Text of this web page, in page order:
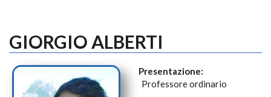
GIORGIO ALBERTI
Presentazione:
Professore ordinario